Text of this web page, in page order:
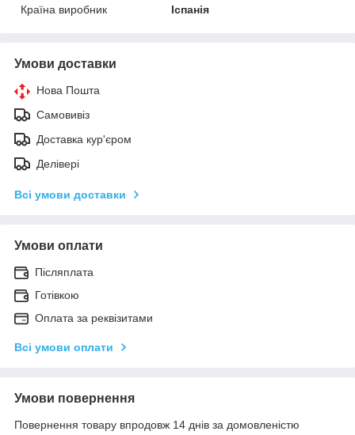
Країна виробник
Іспанія
Умови доставки
Нова Пошта
Самовивіз
Доставка кур'єром
Делівері
Всі умови доставки
Умови оплати
Післяплата
Готівкою
Оплата за реквізитами
Всі умови оплати
Умови повернення
Повернення товару впродовж 14 днів за домовленістю